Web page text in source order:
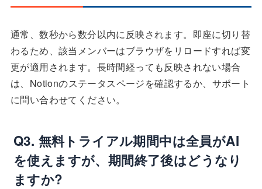
通常、数秒から数分以内に反映されます。即座に切り替
わるため、該当メンバーはブラウザをリロードすれば変
更が適用されます。長時間経っても反映されない場合
は、Notionのステータスページを確認するか、サポート
に問い合わせてください。
Q3. 無料トライアル期間中は全員がAI
を使えますが、期間終了後はどうなり
ますか?